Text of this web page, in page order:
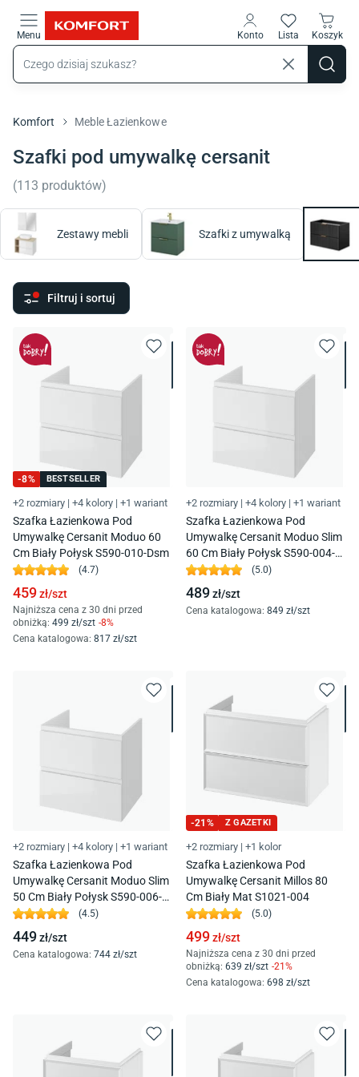
Menu Konto Lista Koszyk
Komfort Meble Łazienkowe
Szafki pod umywalkę cersanit
(113 produktów)
Zestawy mebli Szafki z umywalką
Filtruj i sortuj
-8% BESTSELLER
+2 rozmiary | +4 kolory | +1 wariant
Szafka Łazienkowa Pod
Umywalkę Cersanit Moduo 60
Cm Biały Połysk S590-010-Dsm
(4.7)
459zł/szt
Najniższa cena z 30 dni przed
obniżką: 499 zł/szt -8%
Cena katalogowa: 817 zł/szt
+2 rozmiary | +4 kolory | +1 wariant
Szafka Łazienkowa Pod
Umywalkę Cersanit Moduo Slim
60 Cm Biały Połysk S590-004-
Dsm
(5.0)
489zł/szt
Cena katalogowa: 849 zł/szt
+2 rozmiary | +4 kolory | +1 wariant
Szafka Łazienkowa Pod
Umywalkę Cersanit Moduo Slim
50 Cm Biały Połysk S590-006-
Dsm
(4.5)
449zł/szt
Cena katalogowa: 744 zł/szt
-21 % Z GAZETKI
+2 rozmiary | +1 kolor
Szafka Łazienkowa Pod
Umywalkę Cersanit Millos 80
Cm Biały Mat S1021-004
(5.0)
499zł/szt
Najniższa cena z 30 dni przed
obniżką: 639 zł/szt -21 %
Cena katalogowa: 698 zł/szt